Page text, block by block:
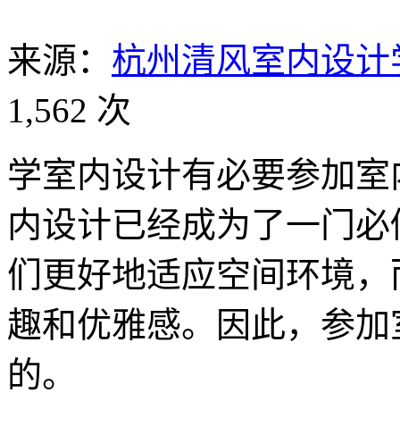
来源： 杭州清风室内设计
1,562 次
学室内设计有必要参加
内设计已经成为了一门
们更好地适应空间环境
趣和优雅感。因此，参
的。